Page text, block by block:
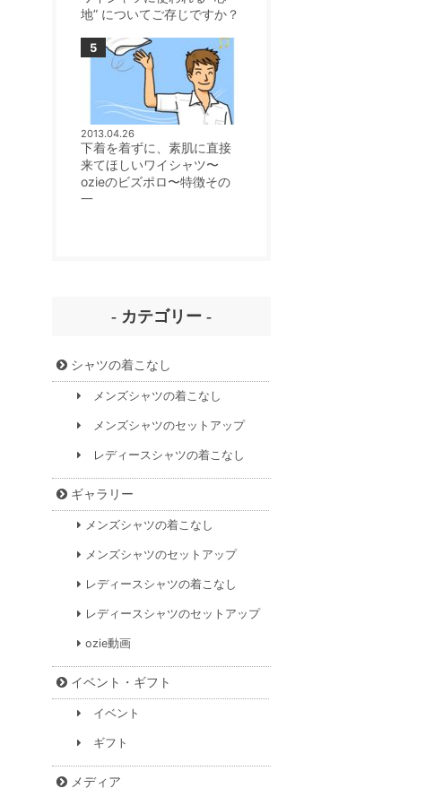
地” についてご存じですか？
2013.04.26
下着を着ずに、素肌に直接
来てほしいワイシャツ〜
ozieのビズポロ〜特徴その
一
- カテゴリー -
シャツの着こなし
メンズシャツの着こなし
メンズシャツのセットアップ
レディースシャツの着こなし
ギャラリー
メンズシャツの着こなし
メンズシャツのセットアップ
レディースシャツの着こなし
レディースシャツのセットアップ
ozie動画
イベント・ギフト
イベント
ギフト
メディア